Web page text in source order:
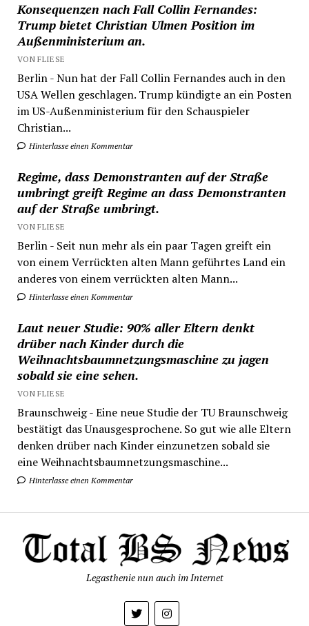
Konsequenzen nach Fall Collin Fernandes:
Trump bietet Christian Ulmen Position im
Außenministerium an.
VON FLIESE
Berlin - Nun hat der Fall Collin Fernandes auch in den
USA Wellen geschlagen. Trump kündigte an ein Posten
im US-Außenministerium für den Schauspieler
Christian...
Hinterlasse einen Kommentar
Regime, dass Demonstranten auf der Straße
umbringt greift Regime an dass Demonstranten
auf der Straße umbringt.
VON FLIESE
Berlin - Seit nun mehr als ein paar Tagen greift ein
von einem Verrückten alten Mann geführtes Land ein
anderes von einem verrückten alten Mann...
Hinterlasse einen Kommentar
Laut neuer Studie: 90% aller Eltern denkt
drüber nach Kinder durch die
Weihnachtsbaumnetzungsmaschine zu jagen
sobald sie eine sehen.
VON FLIESE
Braunschweig - Eine neue Studie der TU Braunschweig
bestätigt das Unausgesprochene. So gut wie alle Eltern
denken drüber nach Kinder einzunetzen sobald sie
eine Weihnachtsbaumnetzungsmaschine...
Hinterlasse einen Kommentar
Legasthenie nun auch im Internet